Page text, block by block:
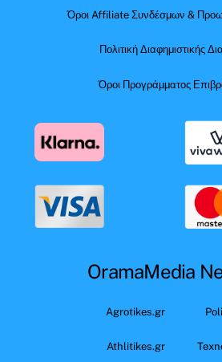
Όροι Affiliate Συνδέσμων &
Πολιτική Διαφημιστικής
Όροι Προγράμματος
OramaMedia
Agrotikes.gr
Athlitikes.gr